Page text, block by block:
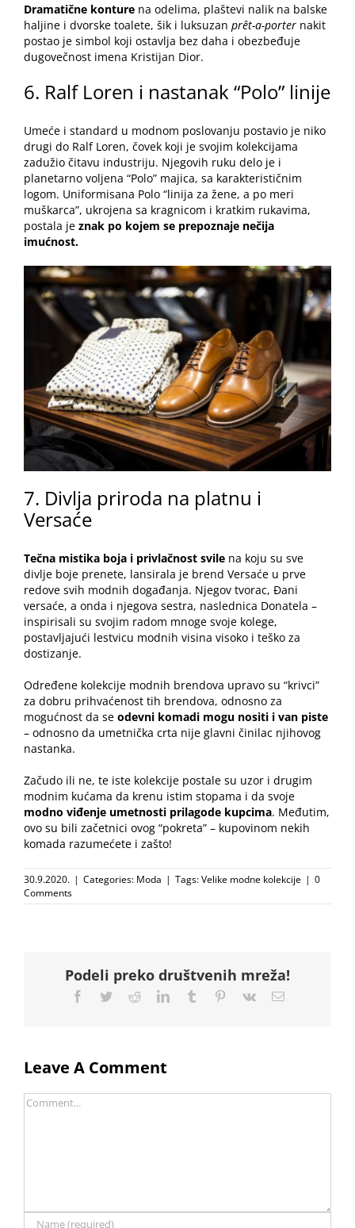
Dramatične konture na odelima, plaštevi nalik na balske
haljine i dvorske toalete, šik i luksuzan prêt-a-porter nakit
postao je simbol koji ostavlja bez daha i obezbeđuje
dugovečnost imena Kristijan Dior.
6. Ralf Loren i nastanak “Polo” linije
Umeće i standard u modnom poslovanju postavio je niko
drugi do Ralf Loren, čovek koji je svojim kolekcijama
zadužio čitavu industriju. Njegovih ruku delo je i
planetarno voljena “Polo” majica, sa karakterističnim
logom. Uniformisana Polo “linija za žene, a po meri
muškarca”, ukrojena sa kragnicom i kratkim rukavima,
postala je znak po kojem se prepoznaje nečija
imućnost.
7. Divlja priroda na platnu i
Versaće
Tečna mistika boja i privlačnost svile na koju su sve
divlje boje prenete, lansirala je brend Versaće u prve
redove svih modnih događanja. Njegov tvorac, Đani
versaće, a onda i njegova sestra, naslednica Donatela –
inspirisali su svojim radom mnoge svoje kolege,
postavljajući lestvicu modnih visina visoko i teško za
dostizanje.
Određene kolekcije modnih brendova upravo su “krivci”
za dobru prihvaćenost tih brendova, odnosno za
mogućnost da se odevni komadi mogu nositi i van piste
– odnosno da umetnička crta nije glavni činilac njihovog
nastanka.
Začudo ili ne, te iste kolekcije postale su uzor i drugim
modnim kućama da krenu istim stopama i da svoje
modno viđenje umetnosti prilagode kupcima. Međutim,
ovo su bili začetnici ovog “pokreta” – kupovinom nekih
komada razumećete i zašto!
30.9.2020. | Categories: Moda | Tags:Velike modne kolekcije | 0
Comments
Podeli preko društvenih mreža!
Facebook
TwitterRedditLinkedInTumblr Pinterest
Vk Email
Leave A Comment
Comment